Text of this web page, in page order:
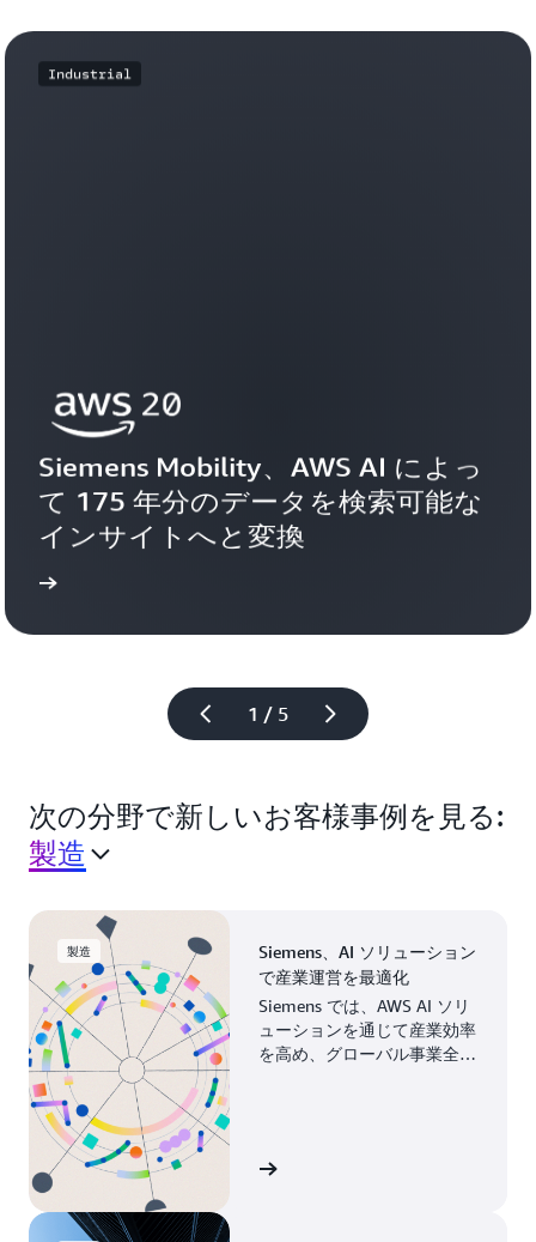
1 / 5
Industrial
Siemens Mobility、AWS AI によっ
て 175 年分のデータを検索可能な
インサイトへと変換
お客様事例
次の分野で新しいお客様事例を見る:
製造
製造
Siemens、AI ソリューション
で産業運営を最適化
Siemens では、AWS AI ソリ
ューションを通じて産業効率
を高め、グローバル事業全体
お客様事例を見る